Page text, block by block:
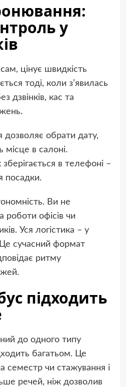
у
цінує швидкість
тоді, коли з’явилась
дзвінків, кас та
обрати дату,
місце в салоні.
в телефоні –
посадки.
Ви не
роботи офісів чи
Уся логістика – у
сучасний формат
ритму
підходить
до одного типу
багатьом. Це
семестр чи стажування і
речей, ніж дозволив